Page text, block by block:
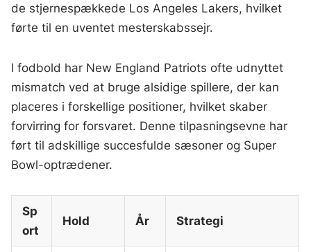
de stjernespækkede Los Angeles Lakers, hvilket
førte til en uventet mesterskabssejr.
I fodbold har New England Patriots ofte udnyttet
mismatch ved at bruge alsidige spillere, der kan
placeres i forskellige positioner, hvilket skaber
forvirring for forsvaret. Denne tilpasningsevne har
ført til adskillige succesfulde sæsoner og Super
Bowl-optrædener.
Sp
ort
Hold År Strategi